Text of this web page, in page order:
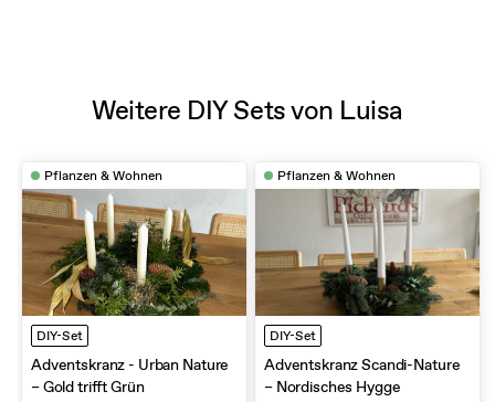
Weitere DIY Sets von Luisa
Pflanzen & Wohnen
DIY-Set
Adventskranz - Urban Nature
– Gold trifft Grün
Pflanzen & Wohnen
DIY-Set
Adventskranz Scandi-Nature
– Nordisches Hygge